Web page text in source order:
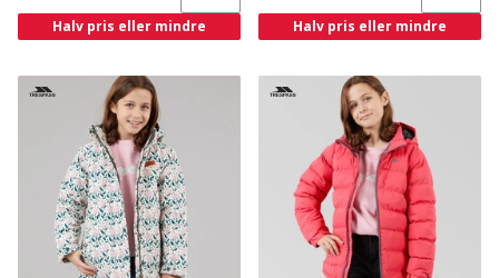
Halv pris eller mindre Halv pris eller mindre